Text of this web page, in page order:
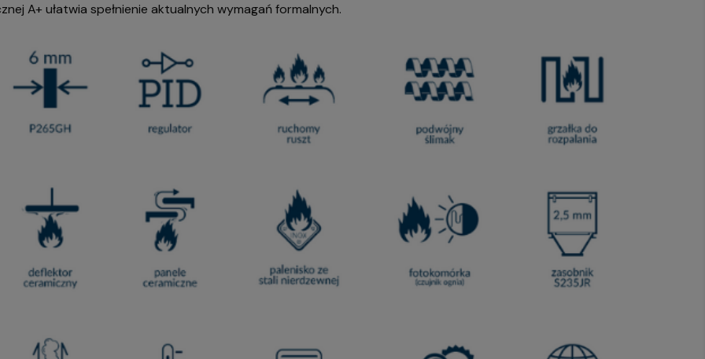
A+ ułatwia spełnienie aktualnych wymagań formalnych.